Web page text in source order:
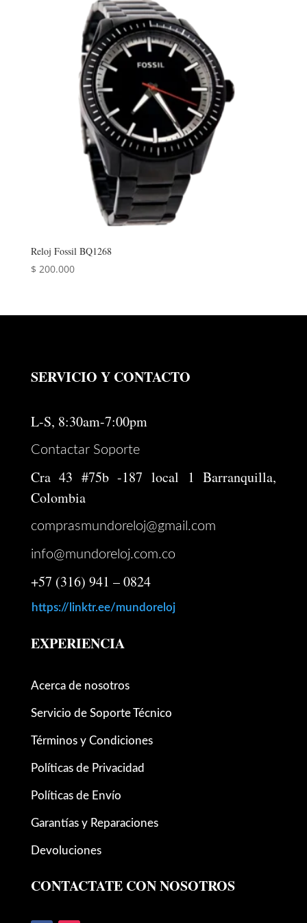
Reloj Fossil BQ1268
$ 200.000
SERVICIO Y CONTACTO
L-S, 8:30am-7:00pm
Contactar Soporte
Cra 43 #75b -187 local 1 Barranquilla,
Colombia
comprasmundoreloj@gmail.com
info@mundoreloj.com.co
+57 (316) 941 – 0824
https://linktr.ee/mundoreloj
EXPERIENCIA
Acerca de nosotros
Servicio de Soporte Técnico
Términos y Condiciones
Políticas de Privacidad
Políticas de Envío
Garantías y Reparaciones
Devoluciones
CONTACTATE CON NOSOTROS